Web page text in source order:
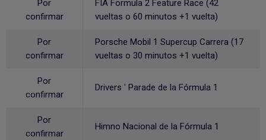
Por
confirmar
FIA Formula 2 Feature Race (42
vueltas o 60 minutos +1 vuelta)
Por
confirmar
Porsche Mobil 1 Supercup Carrera (17
vueltas o 30 minutos +1 vuelta)
Por
confirmar
Drivers ' Parade de la Fórmula 1
Por
confirmar
Himno Nacional de la Fórmula 1